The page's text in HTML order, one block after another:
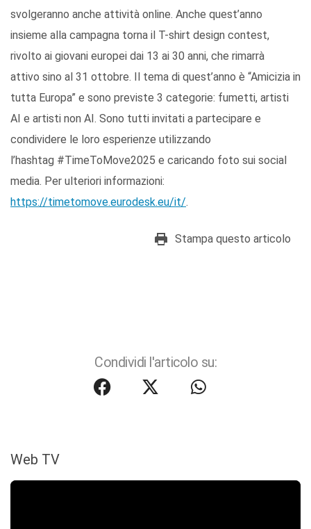
svolgeranno anche attività online. Anche quest’anno
insieme alla campagna torna il T-shirt design contest,
rivolto ai giovani europei dai 13 ai 30 anni, che rimarrà
attivo sino al 31 ottobre. Il tema di quest’anno è “Amicizia in
tutta Europa” e sono previste 3 categorie: fumetti, artisti
AI e artisti non AI. Sono tutti invitati a partecipare e
condividere le loro esperienze utilizzando
l’hashtag #TimeToMove2025 e caricando foto sui social
media. Per ulteriori informazioni:
https://timetomove.eurodesk.eu/it/.
Stampa questo articolo
Condividi l'articolo su:
Web TV